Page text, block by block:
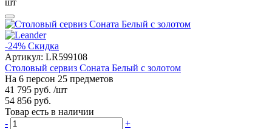
-24% Скидка
Артикул: LR599108
Столовый сервиз Соната Белый с золотом
На 6 персон 25 предметов
41 795 руб. /шт
54 856 руб.
Товар есть в наличии
-
+